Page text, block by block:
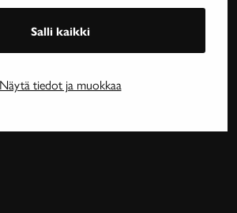
Salli kaikki
Näytä tiedot ja muokkaa
Avain tarjoaa luotettavaa
MS-taudin, neurologisten
ja essentiaalisen vapinan
Avain-lehteä julkaisee